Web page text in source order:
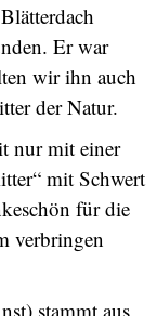
Er war
wir ihn auch
der Natur.
nur mit einer
mit Schwert
für die
verbringen
stammt aus